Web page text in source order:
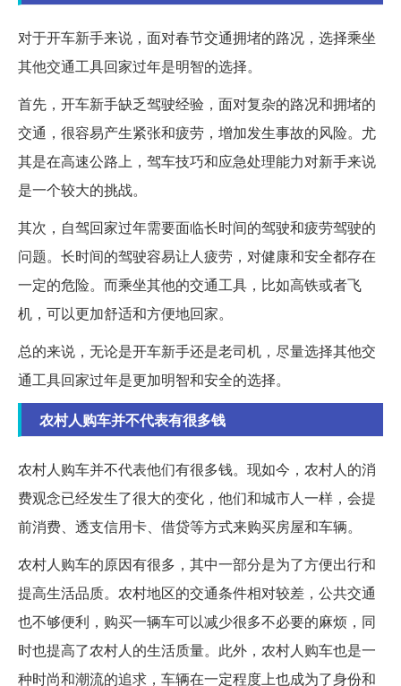
对于开车新手来说，面对春节交通拥堵的路况，选择乘坐
其他交通工具回家过年是明智的选择。
首先，开车新手缺乏驾驶经验，面对复杂的路况和拥堵的
交通，很容易产生紧张和疲劳，增加发生事故的风险。尤
其是在高速公路上，驾车技巧和应急处理能力对新手来说
是一个较大的挑战。
其次，自驾回家过年需要面临长时间的驾驶和疲劳驾驶的
问题。长时间的驾驶容易让人疲劳，对健康和安全都存在
一定的危险。而乘坐其他的交通工具，比如高铁或者飞
机，可以更加舒适和方便地回家。
总的来说，无论是开车新手还是老司机，尽量选择其他交
通工具回家过年是更加明智和安全的选择。
农村人购车并不代表有很多钱
农村人购车并不代表他们有很多钱。现如今，农村人的消
费观念已经发生了很大的变化，他们和城市人一样，会提
前消费、透支信用卡、借贷等方式来购买房屋和车辆。
农村人购车的原因有很多，其中一部分是为了方便出行和
提高生活品质。农村地区的交通条件相对较差，公共交通
也不够便利，购买一辆车可以减少很多不必要的麻烦，同
时也提高了农村人的生活质量。此外，农村人购车也是一
种时尚和潮流的追求，车辆在一定程度上也成为了身份和